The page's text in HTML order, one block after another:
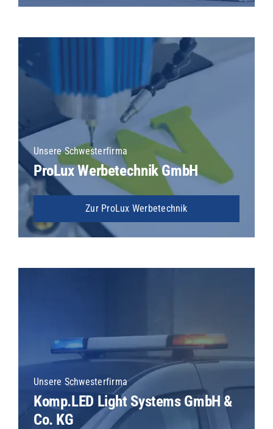
Unsere Schwesterfirma
ProLux Werbetechnik GmbH
Zur ProLux Werbetechnik
Unsere Schwesterfirma
Komp.LED Light Systems GmbH &
Co. KG